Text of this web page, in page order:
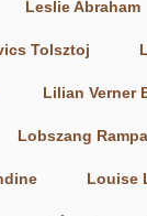
Leslie Abraham
Tolsztoj
Lilian Verner
Lobszang Rampa
Louise